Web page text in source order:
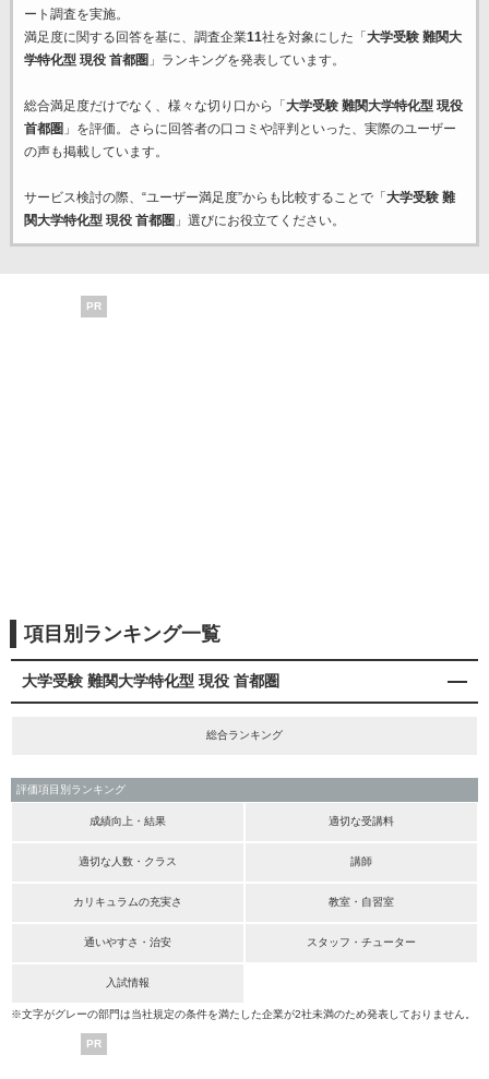
ート調査を実施。
満足度に関する回答を基に、調査企業11社を対象にした「 大学受験 難関大
学特化型 現役 首都圏 」ランキングを発表しています。
総合満足度だけでなく、様々な切り口から「 大学受験 難関大学特化型 現役
首都圏 」を評価。さらに回答者の口コミや評判といった、実際のユーザー
の声も掲載しています。
サービス検討の際、“ユーザー満足度”からも比較することで「 大学受験 難
関大学特化型 現役 首都圏 」選びにお役立てください。
PR
項目別ランキング一覧
大学受験 難関大学特化型 現役 首都圏
総合ランキング
評価項目別ランキング
成績向上・結果 適切な受講料
適切な人数・クラス 講師
カリキュラムの充実さ 教室・自習室
通いやすさ・治安 スタッフ・チューター
入試情報
※文字がグレーの部門は当社規定の条件を満たした企業が2社未満のため発表しておりません。
PR